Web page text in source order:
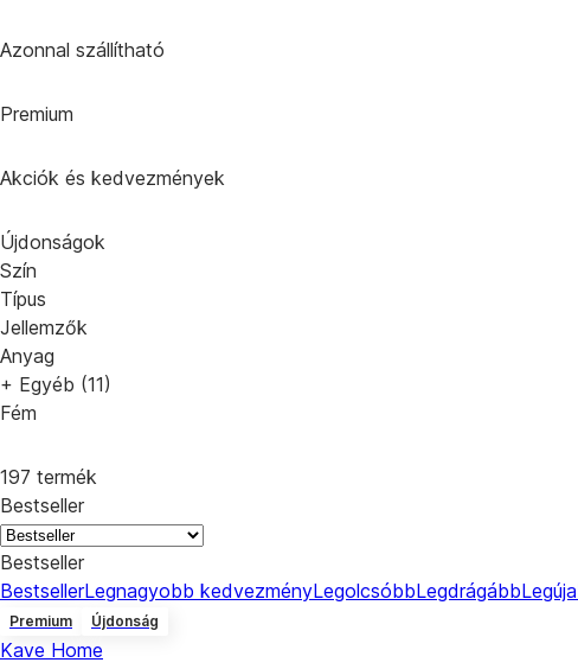
Azonnal szállítható
Premium
Akciók és kedvezmények
Újdonságok
Szín
Típus
Jellemzők
Anyag
+ Egyéb (11)
Fém
197 termék
Bestseller
Bestseller
BestsellerLegnagyobb kedvezményLegolcsóbbLegdrágább
Premium Újdonság
Kave Home